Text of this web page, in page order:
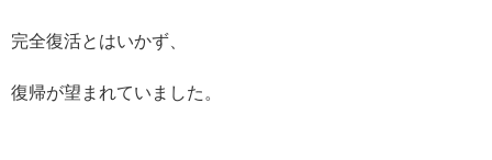
完全復活とはいかず、
復帰が望まれていました。